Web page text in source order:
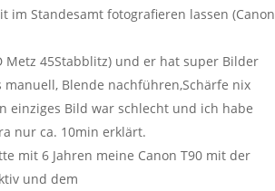
im Standesamt fotografieren lassen (Canon
Metz 45Stabblitz) und er hat super Bilder
manuell, Blende nachführen,Schärfe nix
einziges Bild war schlecht und ich habe
nur ca. 10min erklärt.
mit 6 Jahren meine Canon T90 mit der
und dem